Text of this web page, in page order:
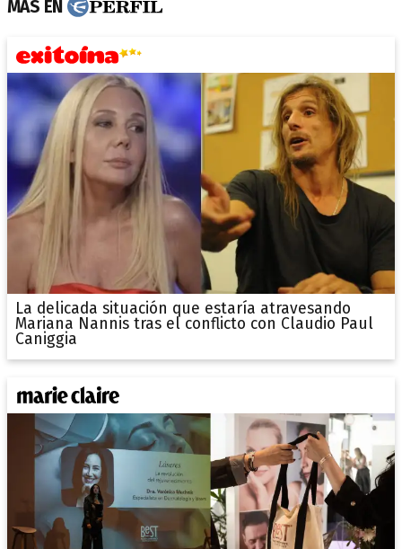
MÁS EN
La delicada situación que estaría atravesando
Mariana Nannis tras el conflicto con Claudio Paul
Caniggia